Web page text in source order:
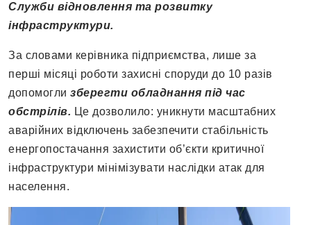
Служби відновлення та розвитку
інфраструктури.
За словами керівника підприємства, лише за
перші місяці роботи захисні споруди до 10 разів
допомогли зберегти обладнання під час
обстрілів. Це дозволило: уникнути масштабних
аварійних відключень забезпечити стабільність
енергопостачання захистити об’єкти критичної
інфраструктури мінімізувати наслідки атак для
населення.